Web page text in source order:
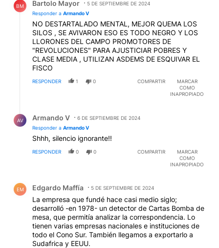
BM Bartolo Mayor
5 DE SEPTIEMBRE DE 2024
Responder a Armando V
NO DESTARTALADO MENTAL, MEJOR QUEMA LOS
SILOS , SE AVIVARON ESO ES TODO NEGRO Y LOS
LLORONES DEL CAMPO PROMOTORES DE
"REVOLUCIONES" PARA AJUSTICIAR POBRES Y
CLASE MEDIA , UTILIZAN ASDEMS DE ESQUIVAR EL
FISCO
RESPONDER 1 0 COMPARTIR
MARCAR
COMO
INAPROPIADO
AV Armando V
6 DE SEPTIEMBRE DE 2024
Responder a Armando V
Shhh, silencio ignorante!!
RESPONDER 0 0 COMPARTIR
MARCAR
COMO
INAPROPIADO
EM Edgardo Maffía 5 DE SEPTIEMBRE DE 2024
La empresa que fundé hace casi medio siglo;
desarrolló -en 1978- un detector de Cartas Bomba de
mesa, que permitía analizar la correspondencia. Lo
tienen varias empresas nacionales e instituciones de
todo el Cono Sur. También llegamos a exportarlo a
Sudafrica y EEUU.